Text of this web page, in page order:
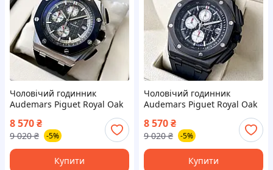
Чоловічий годинник
Audemars Piguet Royal Oak
AAA кварцовий хронограф
на каучуковому браслеті
8 570₴
9 020 ₴ -5%
Купити
Чоловічий годинник
Audemars Piguet Royal Oak
хронограф на каучуковому
ремінці
8 570₴
9 020 ₴ -5%
Купити